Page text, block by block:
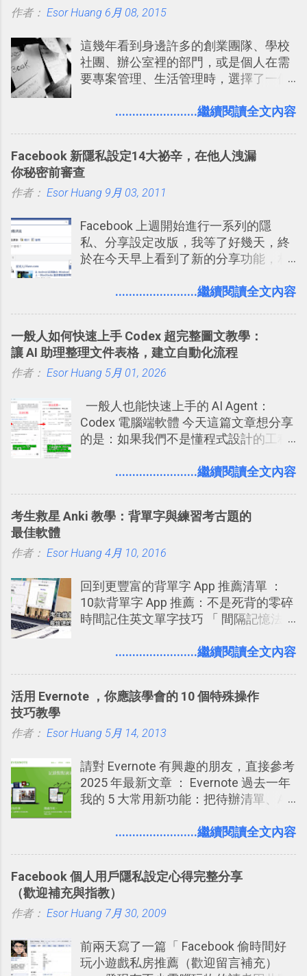
享合作，讓彼此都能在手機上查看這次
（或是沒有好的印表機），又不想跑照
提供了印照片的服務 ，而且價格不貴，
可以立即拿到，操作流程也十分簡單。
之前我在電腦玩物分享過：「 不需買印
方便教學 」。這篇文章則從印照片出
作者： Esor Huang 6月 08, 2015
這幾年看到身邊許多的創業團隊、學校
社團、辦公室裡的部門，或是個人在需
要專案管理、生活管理時，選擇了一個
一個什麼樣的管理工具，讓這麼多人都
念」的管理教學文章： 把 Evernote 當
作 Trello！ Kanbanote 筆記看板管理法
Google Drive 變身 Trello ！幫雲端硬碟
著 Trello ，卻還沒有在電腦玩物上寫過
一篇完整的介紹！雖然錯過了幾年前第
一時間推薦 Trello 的時機，但在這段時
澱自己的使用方法，歸納出「 為什麼值
學。 2015/6/13 新增： 免費專案管理軟
體推薦！困難計畫簡單管理 13 種工具
2016 年新增 ： 如何將 Trello 切換到繁
2016/7/7 新增 ： 如何活用 Trello 記
帳？我的理財計畫心得與看板範本
2016/7/13 新增： 如何將網頁資料快速
2016/8 新增： Trello 開放「強化功能」
技！最想要的強大 Trello 客製化範例教
急時間管理四象限在 Trello 活用與範本
用 Trello？ 8個專案排程協作重點技巧
2017/6 新增： 如何用 Trello 規劃自助
旅行？我的 Trello 行程計畫使用技巧教
卡片不再落落長？專案管理的5個關鍵
子彈筆記？我的 Trello GTD 方法範例看
板分享
........................繼續閱讀全文內容
Facebook 新隱私設定14大祕辛，在他人洩漏
你秘密前審查
作者： Esor Huang 9月 03, 2011
Facebook 上週開始進行一系列的隱
私、分享設定改版，我等了好幾天，終
於在今天早上看到了新的分享功能，相
用新版的分享功能與隱私設定。 嚴格來
置。不過有一項很實用的設定是新增
的， 那就是可以 事先審查 朋友「標籤
你」的內容，決定要不要讓其他朋友看
標籤在他的訊息中，或是想把你標籤在
相片圖片裡，現在你都多了一個「事先
審查」的機制，可以決定這些你被標籤
鴉牆上，從而禁止可能的祕密被你其他
........................繼續閱讀全文內容
一般人如何快速上手 Codex 超完整圖文教學：
讓 AI 助理整理文件表格，建立自動化流程
作者： Esor Huang 5月 01, 2026
一般人也能快速上手的 AI Agent：
Codex 電腦端軟體 今天這篇文章想分享
的是：如果我們不是懂程式設計的工程
（ChatGPT） 的 Codex 工具？ 如何用
打造一個更自動化的電腦工作流程。
........................繼續閱讀全文內容
考生救星 Anki 教學：背單字與練習考古題的
最佳軟體
作者： Esor Huang 4月 10, 2016
回到更豐富的背單字 App 推薦清單 ：
10款背單字 App 推薦：不是死背的零碎
時間記住英文單字技巧 「 間隔記憶法
短期記憶變成長期記憶。 舉例來說我今
強；然後下次快要忘記可能變成相隔一
化，讓記憶延長到可能半個月；那時候
來一個月的記憶長度！就這樣反覆慢慢
拉長時間練習，就能讓一個東西成為腦
海中更深刻的記憶。 問題是，當我們一
要準備數百個考試問題時，自己手動進
練習的記憶卡片，自動規劃要延期複習
的卡片，每天自動產生記憶練習題，這
樣的軟體中最受好評的，或許就是今天
........................繼續閱讀全文內容
活用 Evernote ，你應該學會的 10 個特殊操作
技巧教學
作者： Esor Huang 5月 14, 2013
請對 Evernote 有興趣的朋友，直接參考
2025 年最新文章 ： Evernote 過去一年
我的 5 大常用新功能：把待辦清單、AI
介紹文章： 把不同筆記中的待辦清單統
大綱收合、目錄連結、錨點連結，整理
超長筆記應用案例分享 新功能教學： 會
議記錄不麻煩！我常用兩個 Evernote AI
學： Evernote 新增類似 Google 文件的
「免帳號登入」多人同步編輯功能
........................繼續閱讀全文內容
Facebook 個人用戶隱私設定心得完整分享
（歡迎補充與指教）
作者： Esor Huang 7月 30, 2009
前兩天寫了一篇「 Facebook 偷時間好
玩小遊戲私房推薦（歡迎留言補充）